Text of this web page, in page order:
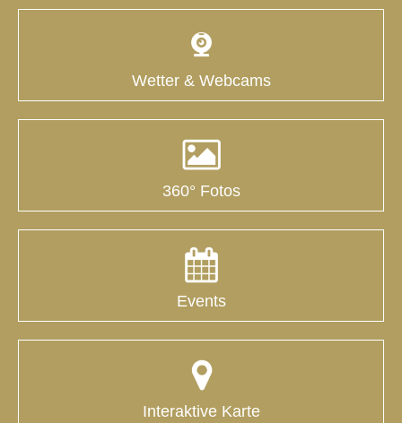
Wetter & Webcams
360° Fotos
Events
Interaktive Karte